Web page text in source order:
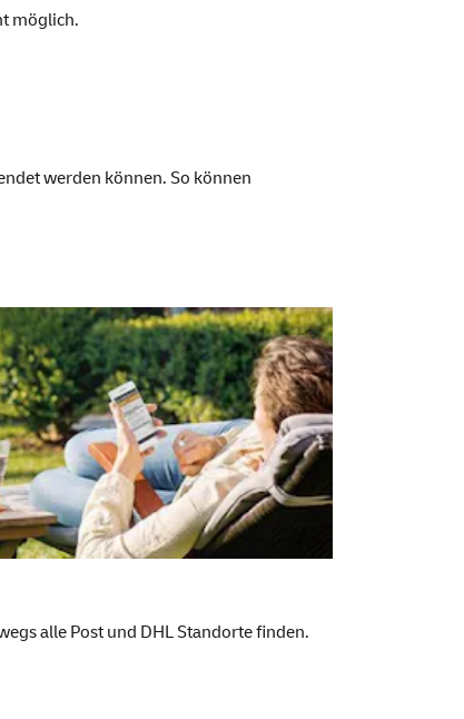
möglich.
werden können. So können
alle Post und DHL Standorte finden.